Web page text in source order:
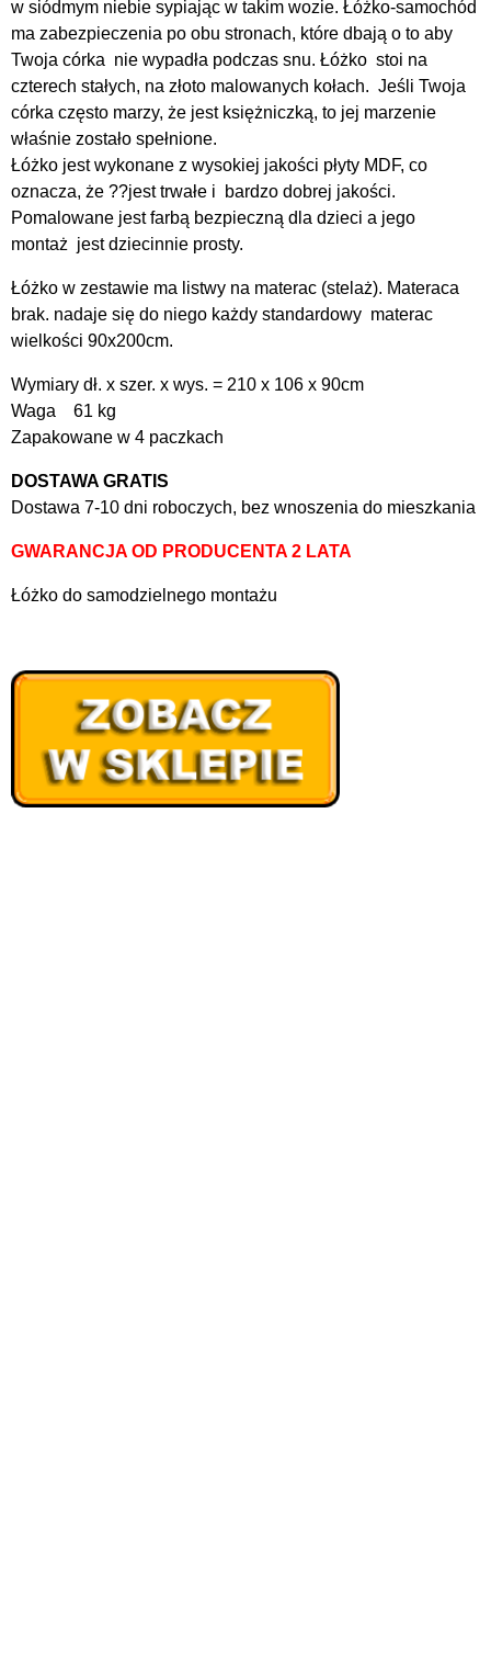
w siódmym niebie sypiając w takim wozie. Łóżko-samochód
ma zabezpieczenia po obu stronach, które dbają o to aby
Twoja córka nie wypadła podczas snu. Łóżko stoi na
czterech stałych, na złoto malowanych kołach. Jeśli Twoja
córka często marzy, że jest księżniczką, to jej marzenie
właśnie zostało spełnione.
Łóżko jest wykonane z wysokiej jakości płyty MDF, co
oznacza, że ??jest trwałe i bardzo dobrej jakości.
Pomalowane jest farbą bezpieczną dla dzieci a jego
montaż jest dziecinnie prosty.
Łóżko w zestawie ma listwy na materac (stelaż). Materaca
brak. nadaje się do niego każdy standardowy materac
wielkości 90x200cm.
Wymiary dł. x szer. x wys. = 210 x 106 x 90cm
Waga 61 kg
Zapakowane w 4 paczkach
DOSTAWA GRATIS
Dostawa 7-10 dni roboczych, bez wnoszenia do mieszkania
GWARANCJA OD PRODUCENTA 2 LATA
Łóżko do samodzielnego montażu